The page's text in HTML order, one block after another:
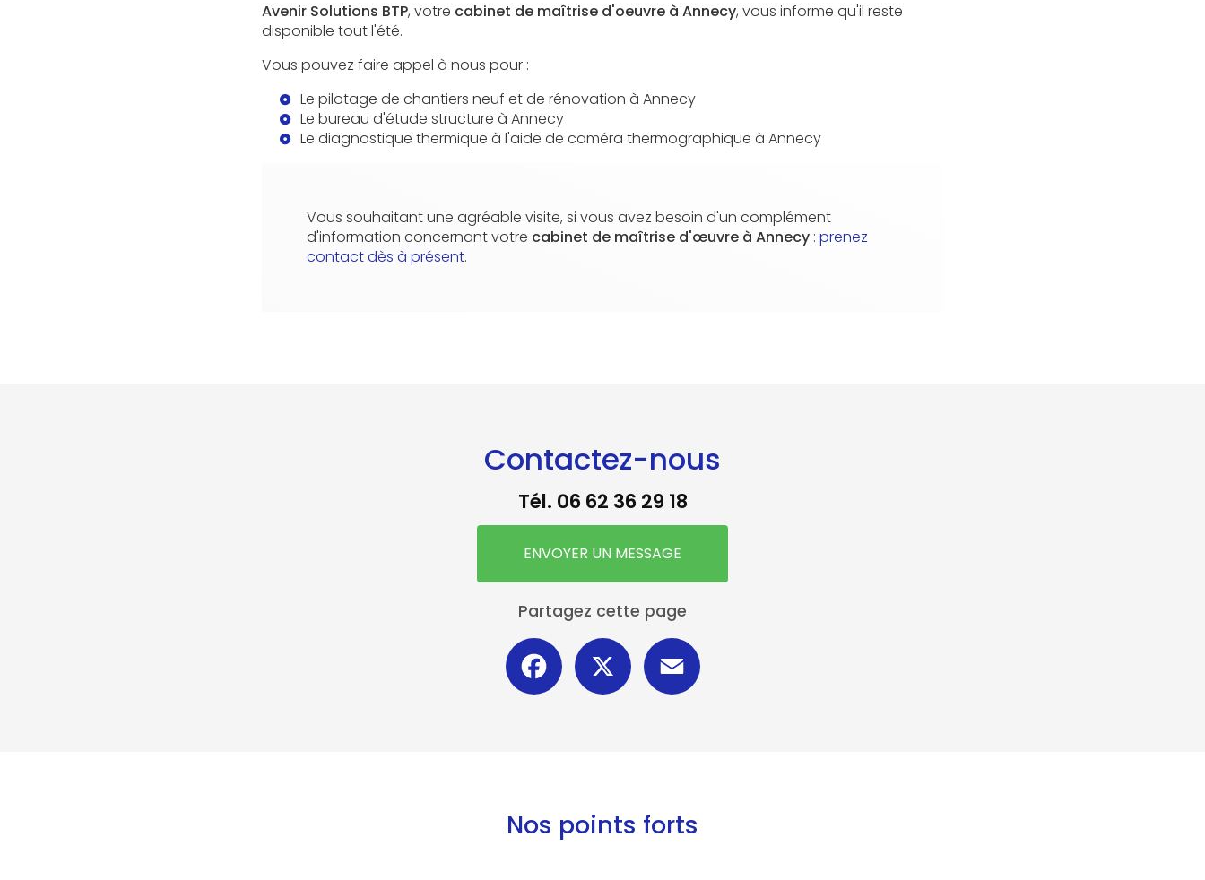
Avenir Solutions BTP, votre cabinet de maîtrise d'oeuvre à Annecy, vous informe qu'il reste
disponible tout l'été.
Vous pouvez faire appel à nous pour :
Le pilotage de chantiers neuf et de rénovation à Annecy
Le bureau d'étude structure à Annecy
Le diagnostique thermique à l'aide de caméra thermographique à Annecy
Vous souhaitant une agréable visite, si vous avez besoin d'un complément
d'information concernant votre cabinet de maîtrise d'œuvre à Annecy : prenez
contact dès à présent.
Contactez-nous
Tél. 06 62 36 29 18
ENVOYER UN MESSAGE
Partagez cette page
Facebook
Nos points forts